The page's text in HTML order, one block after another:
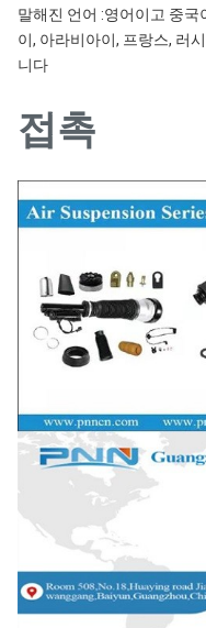
말해진 언어 :영어이고 중국
이, 아라비아이, 프랑스, 러
니다
접촉